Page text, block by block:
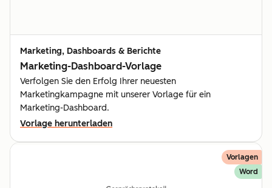
Marketing, Dashboards & Berichte
Marketing-Dashboard-Vorlage
Verfolgen Sie den Erfolg Ihrer neuesten
Marketingkampagne mit unserer Vorlage für ein
Marketing-Dashboard.
Vorlage herunterladen
Vorlagen
Word